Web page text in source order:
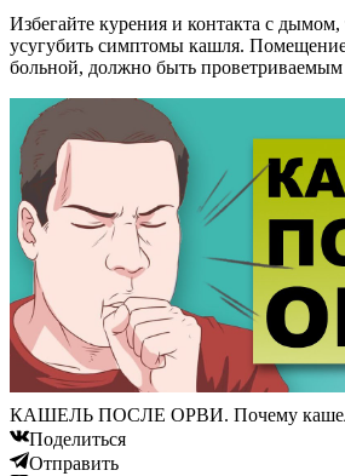
Избегайте курения и контакта с дымом,
усугубить симптомы кашля.
больной, должно быть
КАШЕЛЬ ПОСЛЕ ОРВИ. Почему
Поделиться
Отправить